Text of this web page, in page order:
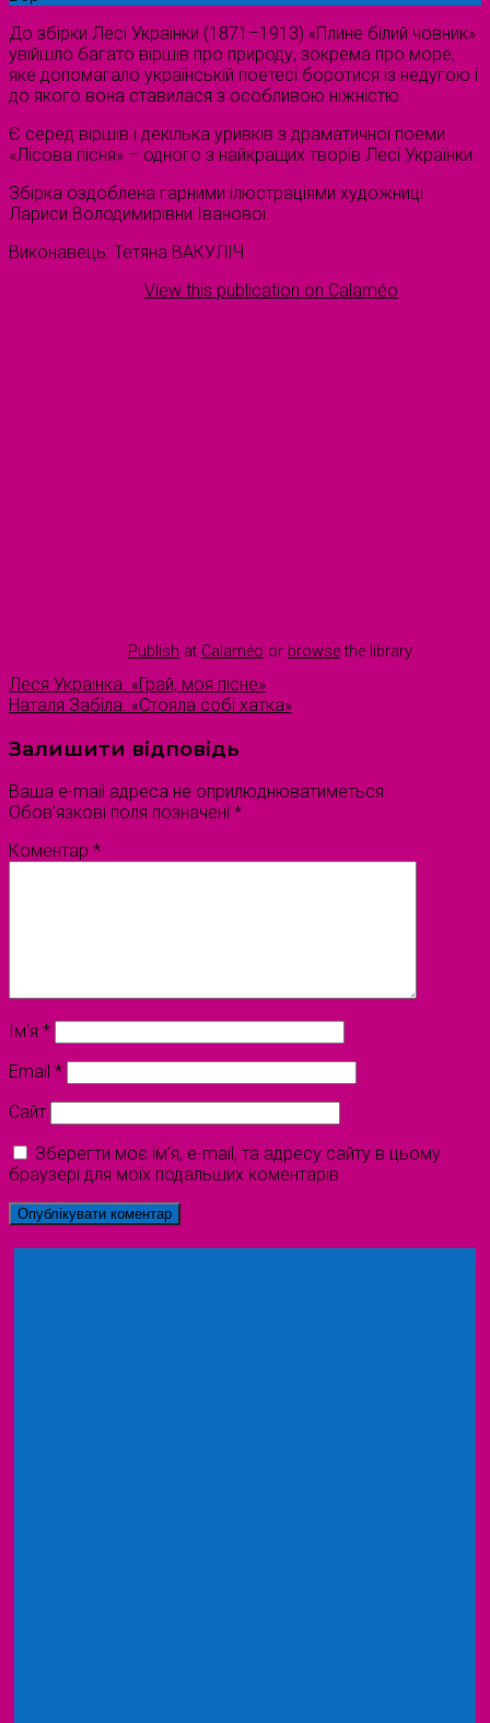
До збірки Лесі Українки (1871–1913) «Плине білий човник»
увійшло багато віршів про природу, зокрема про море,
яке допомагало українській поетесі боротися із недугою і
до якого вона ставилася з особливою ніжністю.
Є серед віршів і декілька уривків з драматичної поеми
«Лісова пісня» – одного з найкращих творів Лесі Українки.
Збірка оздоблена гарними ілюстраціями художниці
Лариси Володимирівни Іванової.
Виконавець: Тетяна ВАКУЛІЧ
View this publication on Calaméo
Publish at Calaméo or browsethe library.
Леся Українка. «Грай, моя пісне»
Наталя Забіла. «Стояла собі хатка»
Залишити відповідь
Ваша e-mail адреса не оприлюднюватиметься.
Обов’язкові поля позначені *
Коментар *
Ім'я *
Email *
Сайт
Зберегти моє ім'я, e-mail, та адресу сайту в цьому
браузері для моїх подальших коментарів.